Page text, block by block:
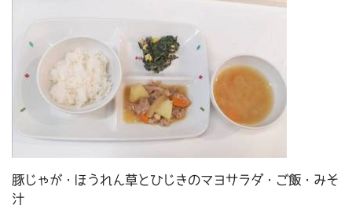
豚じゃが・ほうれん草とひじきのマヨサラダ・ご飯・みそ
汁